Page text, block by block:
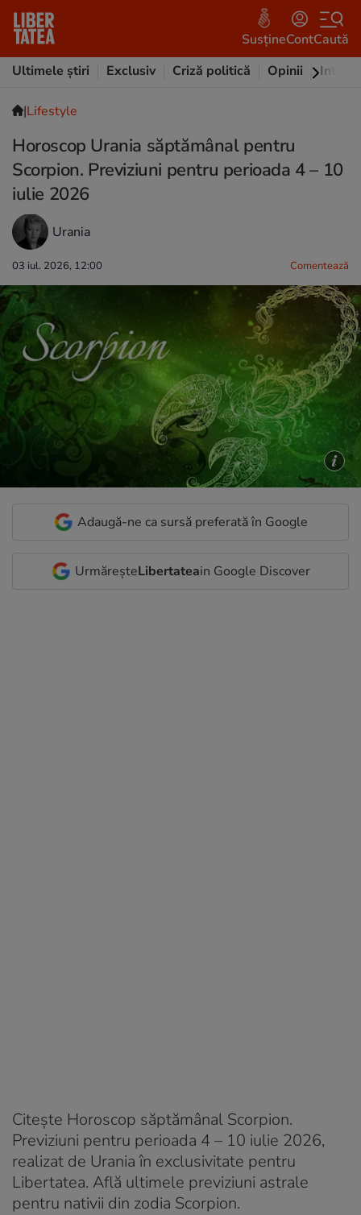
SusțineContCaută
Ultimele știri
Exclusiv Criză politică Opinii
|Lifestyle
Horoscop Urania săptămânal pentru
Scorpion. Previziuni pentru perioada 4 – 10
iulie 2026
Urania
03 iul. 2026, 12:00 Comentează
Adaugă-ne ca sursă preferată în Google
UrmăreșteLibertateain Google Discover
Citește Horoscop săptămânal Scorpion.
Previziuni pentru perioada 4 – 10 iulie 2026,
realizat de Urania în exclusivitate pentru
Libertatea. Află ultimele previziuni astrale
pentru nativii din zodia Scorpion.